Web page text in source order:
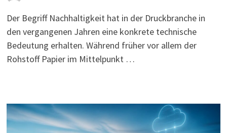
Der Begriff Nachhaltigkeit hat in der Druckbranche in
den vergangenen Jahren eine konkrete technische
Bedeutung erhalten. Während früher vor allem der
Rohstoff Papier im Mittelpunkt …